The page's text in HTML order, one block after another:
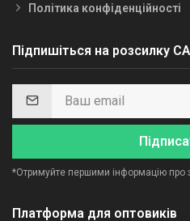
Політика конфіденційності
Підпишіться на розсилку
*Отримуйте першими інформацію про
Платформа для оптовиків